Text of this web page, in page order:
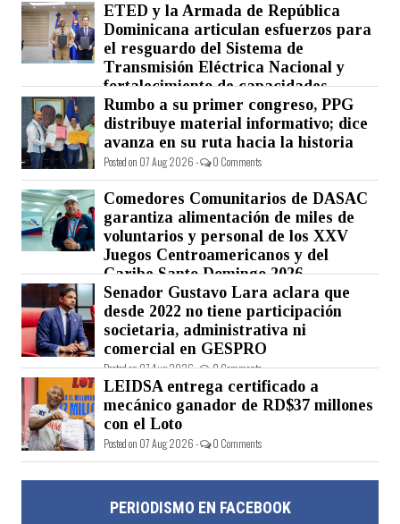
ETED y la Armada de República
Dominicana articulan esfuerzos para
el resguardo del Sistema de
Transmisión Eléctrica Nacional y
fortalecimiento de capacidades.
Posted on 07 Aug 2026 - 0 Comments
Rumbo a su primer congreso, PPG
distribuye material informativo; dice
avanza en su ruta hacia la historia
Posted on 07 Aug 2026 - 0 Comments
Comedores Comunitarios de DASAC
garantiza alimentación de miles de
voluntarios y personal de los XXV
Juegos Centroamericanos y del
Caribe Santo Domingo 2026
Posted on 07 Aug 2026 - 0 Comments
Senador Gustavo Lara aclara que
desde 2022 no tiene participación
societaria, administrativa ni
comercial en GESPRO
Posted on 07 Aug 2026 - 0 Comments
LEIDSA entrega certificado a
mecánico ganador de RD$37 millones
con el Loto
Posted on 07 Aug 2026 - 0 Comments
PERIODISMO EN FACEBOOK